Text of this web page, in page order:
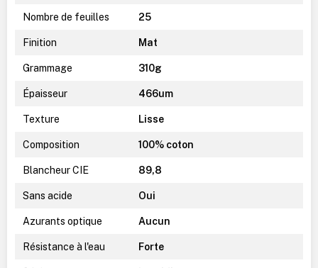
Nombre de feuilles 25
Finition Mat
Grammage 310g
Épaisseur 466um
Texture Lisse
Composition 100% coton
Blancheur CIE 89,8
Sans acide Oui
Azurants optique Aucun
Résistance à l'eau Forte